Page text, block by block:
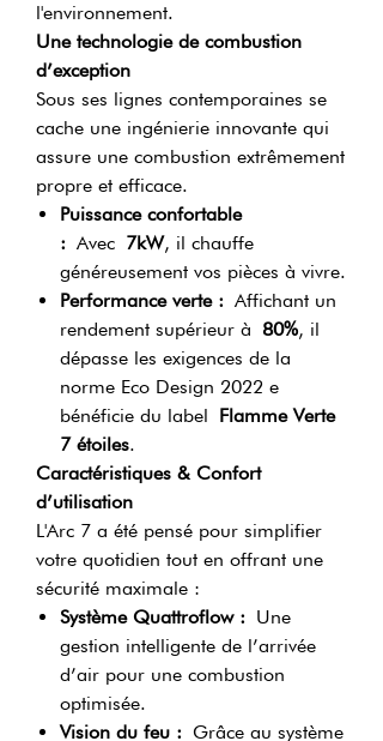
l'environnement.
Une technologie de combustion
d’exception
Sous ses lignes contemporaines se
cache une ingénierie innovante qui
assure une combustion extrêmement
propre et efficace.
Puissance confortable
: Avec 7kW, il chauffe
généreusement vos pièces à vivre.
Performance verte : Affichant un
rendement supérieur à 80%, il
dépasse les exigences de la
norme Eco Design 2022 e
bénéficie du label Flamme Verte
7 étoiles.
Caractéristiques & Confort
d’utilisation
L'Arc 7 a été pensé pour simplifier
votre quotidien tout en offrant une
sécurité maximale :
Système Quattroflow : Une
gestion intelligente de l’arrivée
d’air pour une combustion
optimisée.
Vision du feu : Grâce au système